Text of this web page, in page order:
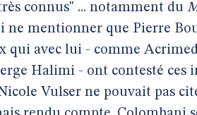
connus" ... notamment du
ne mentionner que Pierre
qui avec lui - comme
Halimi - ont contesté ces
Vulser ne pouvait pas